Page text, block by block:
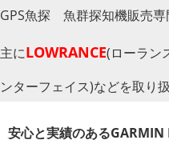
GPS魚探 魚群探知機販売
主にLOWRANCE(ローラン
ンターフェイス)などを取り
安心と実績のあるGARMIN